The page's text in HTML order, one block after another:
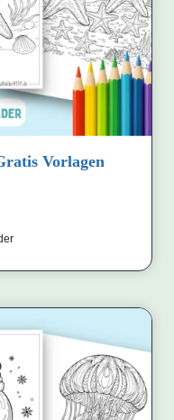
Vorlagen